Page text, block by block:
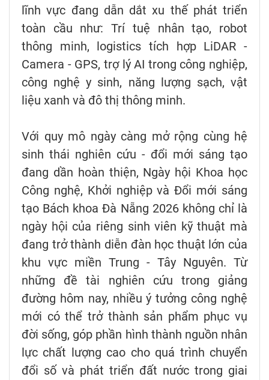
lĩnh vực đang dẫn dắt xu thế phát triển
toàn cầu như: Trí tuệ nhân tạo, robot
thông minh, logistics tích hợp LiDAR -
Camera - GPS, trợ lý AI trong công nghiệp,
công nghệ y sinh, năng lượng sạch, vật
liệu xanh và đô thị thông minh.
Với quy mô ngày càng mở rộng cùng hệ
sinh thái nghiên cứu - đổi mới sáng tạo
đang dần hoàn thiện, Ngày hội Khoa học
Công nghệ, Khởi nghiệp và Đổi mới sáng
tạo Bách khoa Đà Nẵng 2026 không chỉ là
ngày hội của riêng sinh viên kỹ thuật mà
đang trở thành diễn đàn học thuật lớn của
khu vực miền Trung - Tây Nguyên. Từ
những đề tài nghiên cứu trong giảng
đường hôm nay, nhiều ý tưởng công nghệ
mới có thể trở thành sản phẩm phục vụ
đời sống, góp phần hình thành nguồn nhân
lực chất lượng cao cho quá trình chuyển
đổi số và phát triển đất nước trong giai